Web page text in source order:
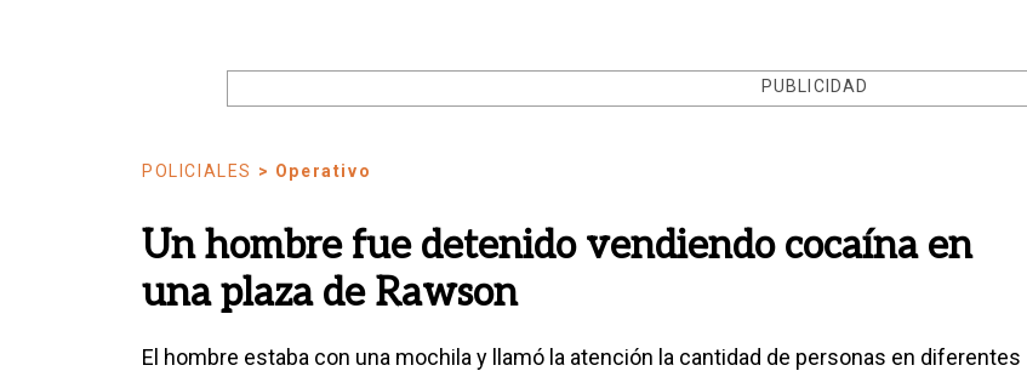
PUBLICIDAD
POLICIALES > Operativo
Un hombre fue detenido vendiendo cocaína en
una plaza de Rawson
El hombre estaba con una mochila y llamó la atención la cantidad de personas en diferentes